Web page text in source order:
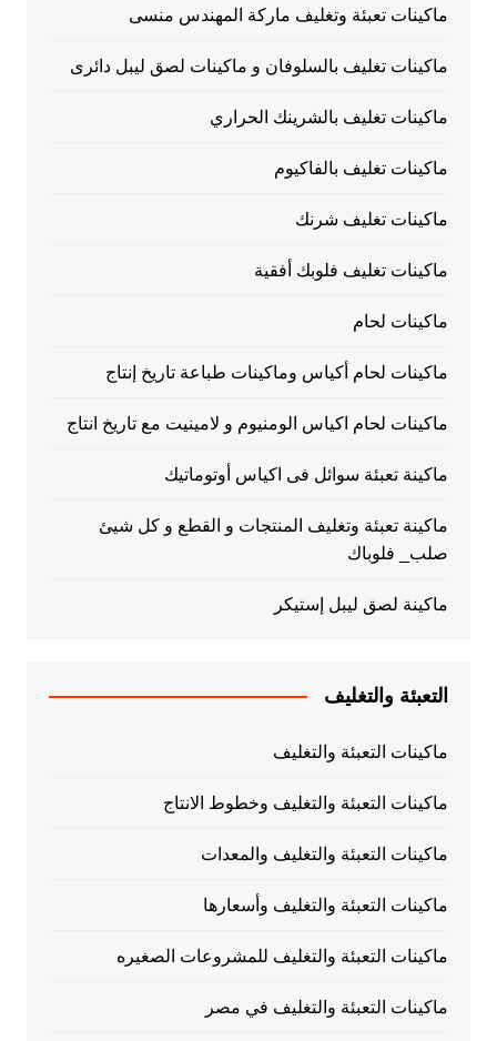
ماكينات تعبئة وتغليف ماركة المهندس منسى
ماكينات تغليف بالسلوفان و ماكينات لصق ليبل دائرى
ماكينات تغليف بالشرينك الحراري
ماكينات تغليف بالفاكيوم
ماكينات تغليف شرنك
ماكينات تغليف فلوبك أفقية
ماكينات لحام
ماكينات لحام أكياس وماكينات طباعة تاريخ إنتاج
ماكينات لحام اكياس الومنيوم و لامينيت مع تاريخ انتاج
ماكينة تعبئة سوائل فى اكياس أوتوماتيك
ماكينة تعبئة وتغليف المنتجات و القطع و كل شيئ
صلب_ فلوباك
ماكينة لصق ليبل إستيكر
التعبئة والتغليف
ماكينات التعبئة والتغليف
ماكينات التعبئة والتغليف وخطوط الانتاج
ماكينات التعبئة والتغليف والمعدات
ماكينات التعبئة والتغليف وأسعارها
ماكينات التعبئة والتغليف للمشروعات الصغيره
ماكينات التعبئة والتغليف في مصر